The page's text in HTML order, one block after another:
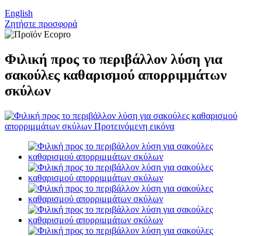
English
Ζητήστε προσφορά
Φιλική προς το περιβάλλον λύση για
σακούλες καθαρισμού απορριμμάτων
σκύλων